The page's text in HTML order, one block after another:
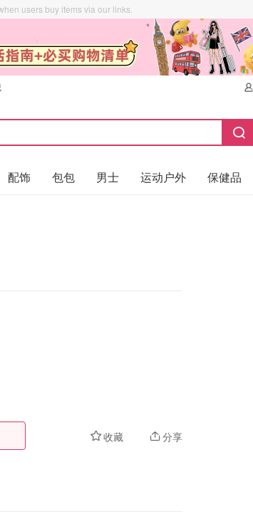
users buy items via our links.
配饰 包包 男士 运动户外 保健品
收藏 分享